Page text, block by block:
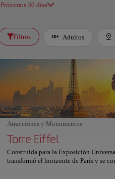
Próximos 30 días
Filtros Adultos
Atracciones y Monumentos
Torre Eiffel
Construida para la Exposición
transformó el horizonte de París y se